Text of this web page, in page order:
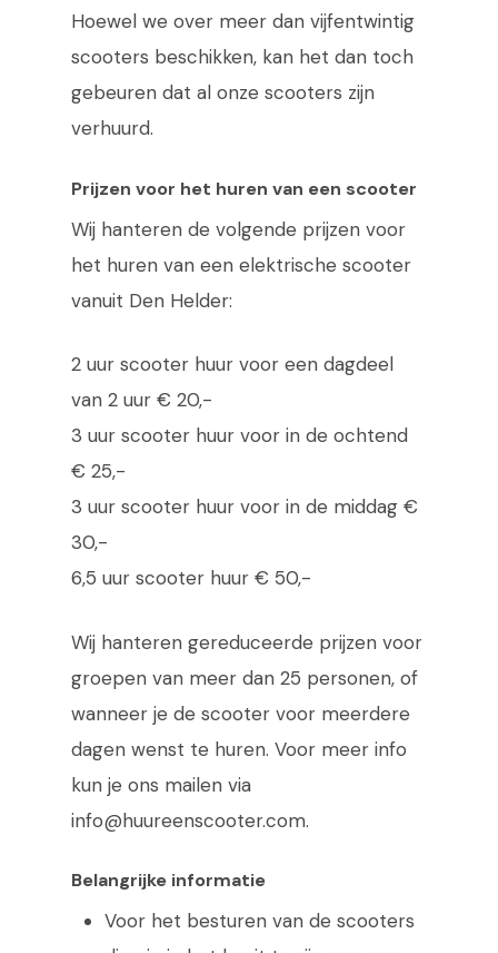
Hoewel we over meer dan vijfentwintig
scooters beschikken, kan het dan toch
gebeuren dat al onze scooters zijn
verhuurd.
Prijzen voor het huren van een scooter
Wij hanteren de volgende prijzen voor
het huren van een elektrische scooter
vanuit Den Helder:
2 uur scooter huur voor een dagdeel
van 2 uur € 20,-
3 uur scooter huur voor in de ochtend
€ 25,-
3 uur scooter huur voor in de middag €
30,-
6,5 uur scooter huur € 50,-
Wij hanteren gereduceerde prijzen voor
groepen van meer dan 25 personen, of
wanneer je de scooter voor meerdere
dagen wenst te huren. Voor meer info
kun je ons mailen via
info@huureenscooter.com.
Belangrijke informatie
Voor het besturen van de scooters